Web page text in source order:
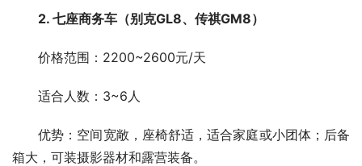
2. 七座商务车（别克GL8、传祺GM8）
价格范围：2200~2600元/天
适合人数：3~6人
优势：空间宽敞，座椅舒适，适合家庭或小团体；后备
箱大，可装摄影器材和露营装备。